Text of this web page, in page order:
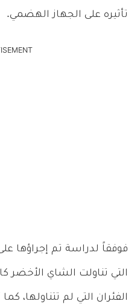
تأثيره على الجهاز الهضمي.
فوفقاً لدراسة تم إجراؤها
التي تناولت الشاي الأخضر
الفئران التي لم تتناولها،